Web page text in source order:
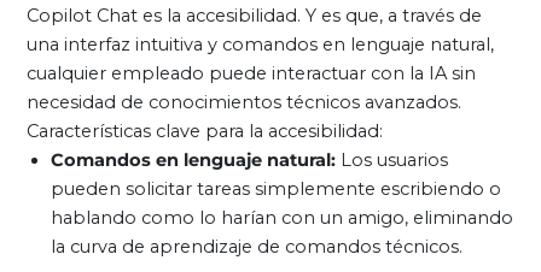
Copilot Chat es la accesibilidad. Y es que, a través de
una interfaz intuitiva y comandos en lenguaje natural,
cualquier empleado puede interactuar con la IA sin
necesidad de conocimientos técnicos avanzados.
Características clave para la accesibilidad:
Comandos en lenguaje natural:Los usuarios
pueden solicitar tareas simplemente escribiendo o
hablando como lo harían con un amigo, eliminando
la curva de aprendizaje de comandos técnicos.